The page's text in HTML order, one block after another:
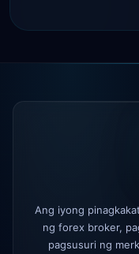
spread
FP
Ang iyong
ng forex broker,
pagsusuri ng